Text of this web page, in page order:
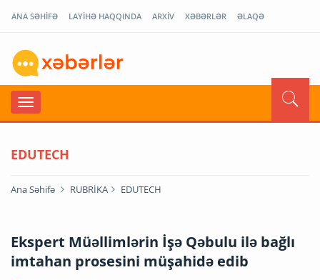
ANA SƏHİFƏ LAYİHƏ HAQQINDA ARXİV XƏBƏRLƏR ƏLAQƏ
EDUTECH
Ana Səhifə RUBRİKA EDUTECH
Ekspert Müəllimlərin İşə Qəbulu ilə bağlı
imtahan prosesini müşahidə edib